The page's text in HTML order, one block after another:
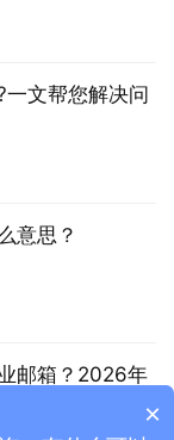
文帮您解决问
意思？
邮箱？2026年
×